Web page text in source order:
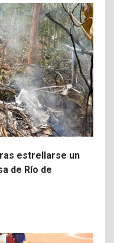
estrellarse un
de Río de